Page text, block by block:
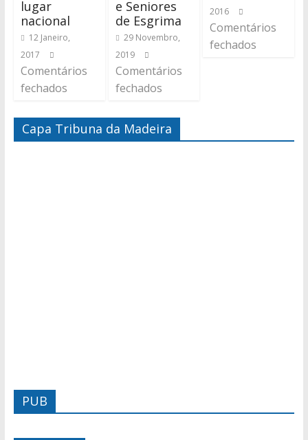
lugar
nacional
12 Janeiro,
2017
Comentários
fechados
e Seniores
de Esgrima
29 Novembro,
2019
Comentários
fechados
2016
Comentários
fechados
Capa Tribuna da Madeira
PUB